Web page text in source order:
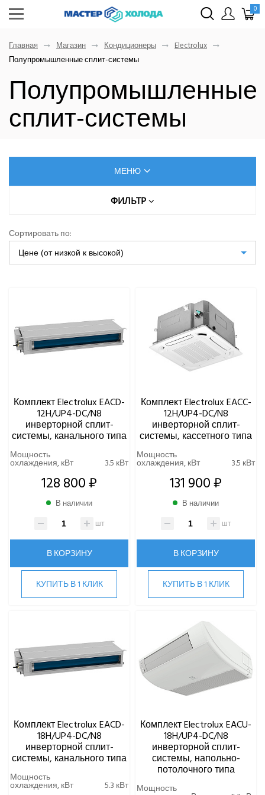
0
Главная Магазин Кондиционеры
Electrolux
Полупромышленные сплит-системы
Полупромышленные
сплит-системы
МЕНЮ
AUX
Dahatsu
Denko
Yuetu
Aeronic
Daikin
DAICOND
Dantex
ECOSTAR
Electrolux
Бытовые кондиционеры
Мульти сплит-системы
EXPERTAIR by ZILON
Ecoclima
Fujitsu
FUNAI
Gree
Hisense
HIGH LIFE
Kitano
LAMPRECHT
LEGION
Lessar
LG
ФИЛЬТР
Цена (руб.)
До
ДЛИНА ФРЕОНОВОЙ ТРАССЫ, М
УРОВЕНЬ ШУМА ВНУТРЕННЕГО БЛОКА МИНИМАЛЬНЫЙ,
Сортировать по:
Цене (от низкой к высокой)
Комплект Electrolux EACD-
12H/UP4-DC/N8
инверторной сплит-
системы, канального типа
Мощность
охлаждения, кВт 3.5 кВт
128 800 ₽
В наличии
шт
В КОРЗИНУ
КУПИТЬ В 1 КЛИК
Комплект Electrolux EACC-
12H/UP4-DC/N8
инверторной сплит-
системы, кассетного типа
Мощность
охлаждения, кВт 3.5 кВт
131 900 ₽
В наличии
шт
В КОРЗИНУ
КУПИТЬ В 1 КЛИК
Комплект Electrolux EACD-
18H/UP4-DC/N8
инверторной сплит-
системы, канального типа
Мощность
охлаждения, кВт 5.3 кВт
Комплект Electrolux EACU-
18H/UP4-DC/N8
инверторной сплит-
системы, напольно-
потолочного типа
Мощность